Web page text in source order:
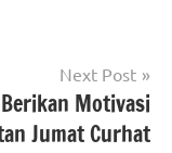
Next Post
Motivasi
Jumat Curhat